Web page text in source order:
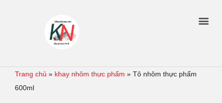
Trang chủ » khay nhôm thực phẩm » Tô nhôm thực phẩm
600ml